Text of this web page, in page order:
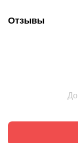
Отзывы